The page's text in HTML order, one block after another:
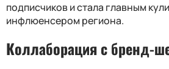
подписчиков и стала главным
инфлюенсером региона.
Коллаборация с бренд-